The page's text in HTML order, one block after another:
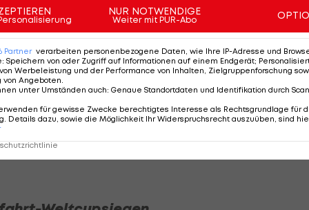
Cornelia Hütter als Sechste, die Abfahrtskönigin
acht (+0,80) hinaus. Nina Ortlieb
NUR NOTWENDIGE
Weiter mit PUR-Abo
Partner verarbeiten personenbezogene Daten, wie Ihre IP-Adresse und
: Speichern von oder Zugriff auf Informationen auf einem Endgerät;
Werbeleistung und der Performance von Inhalten, Zielgruppenforschung
von Angeboten.
unter Umständen auch: Genaue Standortdaten und Identifikation durch
für gewisse Zwecke berechtigtes Interesse als Rechtsgrundlage für
Details dazu, sowie die Möglichkeit Ihr Widerspruchsrecht auszuüben, sind